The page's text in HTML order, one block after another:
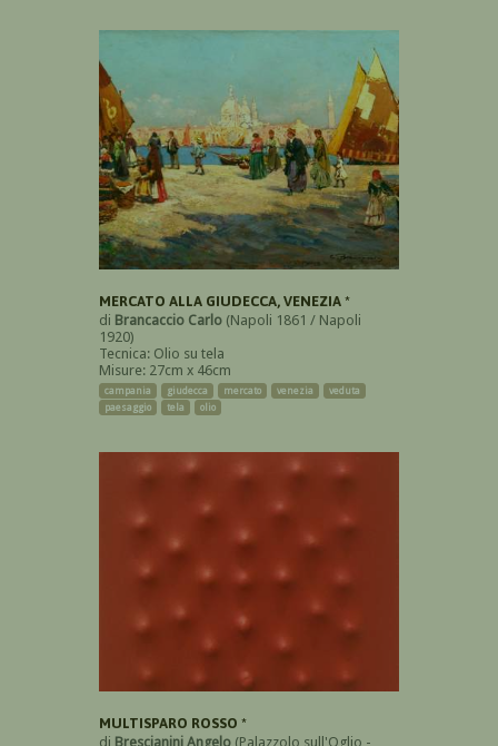
MERCATO ALLA GIUDECCA, VENEZIA *
di Brancaccio Carlo (Napoli 1861 / Napoli
1920)
Tecnica: Olio su tela
Misure: 27cm x 46cm
campania giudecca mercato venezia
veduta
paesaggio
tela olio
MULTISPARO ROSSO *
di Brescianini Angelo (Palazzolo sull'Oglio -